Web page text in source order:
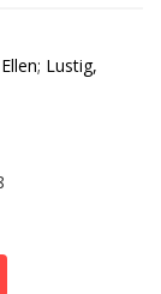
; Lustig,